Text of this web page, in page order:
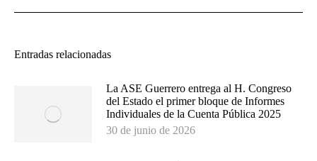
de
Entradas relacionadas
La ASE Guerrero entrega al H. Congreso
del Estado el primer bloque de Informes
Individuales de la Cuenta Pública 2025
30 de junio de 2026